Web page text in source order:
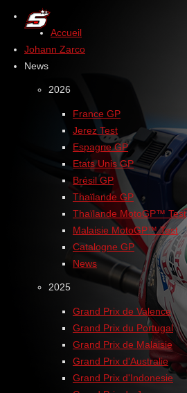
Accueil
Johann Zarco
News
2026
France GP
Jerez Test
Espagne GP
Etats Unis GP
Brésil GP
Thaïlande GP
Thaïlande MotoGP™ Test
Malaisie MotoGP™ Test
Catalogne GP
News
2025
Grand Prix de Valence
Grand Prix du Portugal
Grand Prix de Malaisie
Grand Prix d'Australie
Grand Prix d'Indonesie